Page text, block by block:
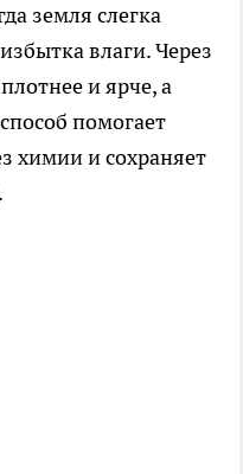
земля слегка
влаги. Через
и ярче, а
помогает
химии и сохраняет